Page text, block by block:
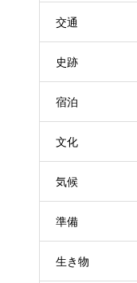
交通
史跡
宿泊
文化
気候
準備
生き物